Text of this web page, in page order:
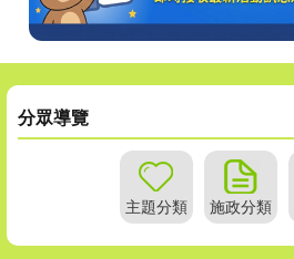
分眾導覽
主題分類 施政分類